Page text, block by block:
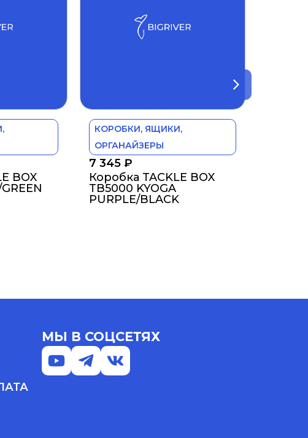
BOX
КОРОБКИ, ЯЩИКИ,
ОРГАНАЙЗЕРЫ
7 345 ₽
Коробка TACKLE BOX
TB5000 KYOGA
PURPLE/BLACK
МЫ В СОЦСЕТЯХ